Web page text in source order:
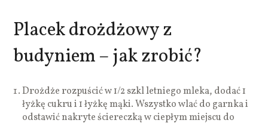
Placek drożdżowy z
budyniem – jak zrobić?
Drożdże rozpuścić w 1/2 szkl letniego mleka, dodać 1
łyżkę cukru i 1 łyżkę mąki. Wszystko wlać do garnka i
odstawić nakryte ściereczką w ciepłym miejscu do